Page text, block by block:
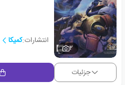
2
انتشارات:کمیکا
جزئیات